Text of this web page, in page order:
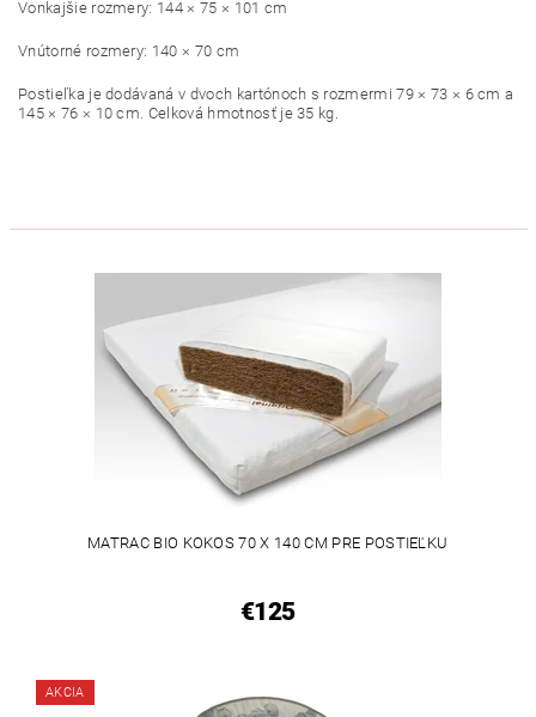
Vonkajšie rozmery: 144 × 75 × 101 cm
Vnútorné rozmery: 140 × 70 cm
Postieľka je dodávaná v dvoch kartónoch s rozmermi 79 × 73 × 6 cm a
145 × 76 × 10 cm. Celková hmotnosť je 35 kg.
MATRAC BIO KOKOS 70 X 140 CM PRE POSTIEĽKU
€125
AKCIA